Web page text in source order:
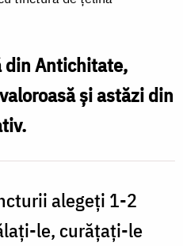
din Antichitate,
și astăzi din
alegeți 1-2
le, curățați-le